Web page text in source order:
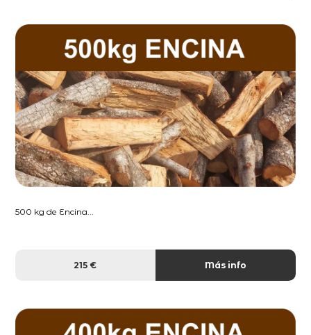
500 kg de Encina...
215 € Más info